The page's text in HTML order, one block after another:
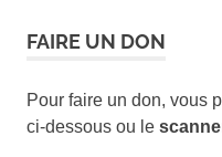
FAIRE UN DON
Pour faire un don, vous
ci-dessous ou le